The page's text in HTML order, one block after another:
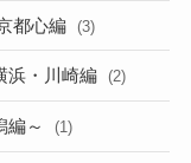
都心編 (3)
浜・川崎編 (2)
編～ (1)